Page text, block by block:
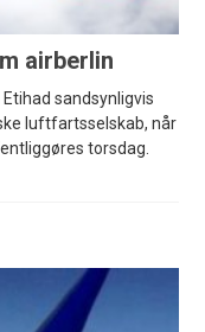
airberlin
sandsynligvis
luftfartsselskab, når
torsdag.